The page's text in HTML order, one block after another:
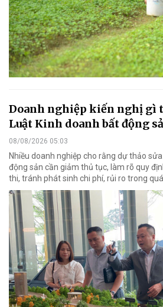
Doanh nghiệp kiến nghị gì
Luật Kinh doanh bất động
08/08/2026 05:03
Nhiều doanh nghiệp cho rằng dự thảo
động sản cần giảm thủ tục, làm rõ quy
thi, tránh phát sinh chi phí, rủi ro trong